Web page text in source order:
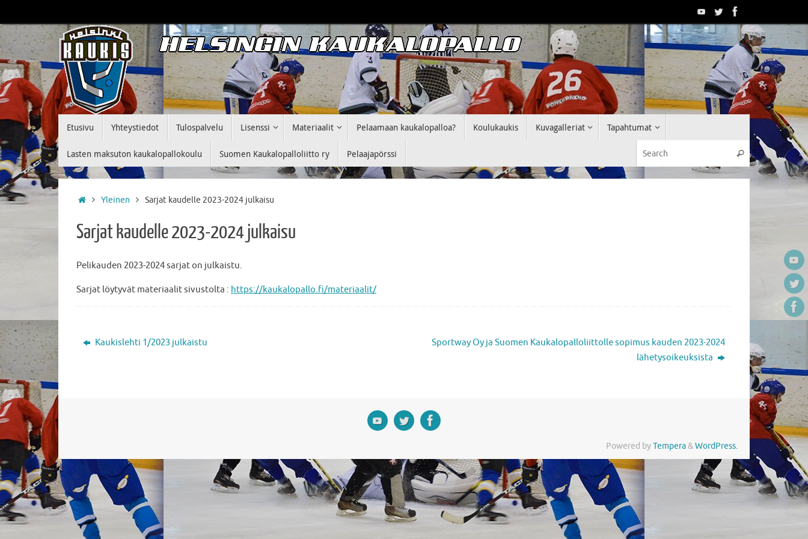
to
content
Skip
content
Etusivu Yhteystiedot Tulospalvelu Lisenssi Materiaalit Pelaamaan kaukalopalloa? Koulukaukis Kuvagalleriat Tapahtumat
Lasten maksuton kaukalopallokoulu Suomen Kaukalopalloliitto ry Pelaajapörssi
Search for:
Search
HomeYleinen Sarjat kaudelle 2023-2024 julkaisu
Sarjat kaudelle 2023-2024 julkaisu
Pelikauden 2023-2024 sarjat on julkaistu.
Sarjat löytyvät materiaalit sivustolta : https://kaukalopallo.fi/materiaalit/
Kaukislehti 1/2023 julkaistu
Sportway Oy ja Suomen Kaukalopalloliittolle sopimus kauden 2023-2024
lähetysoikeuksista
Powered byTempera&WordPress.